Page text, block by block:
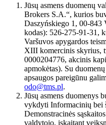
Jūsų asmens duomenų
Brokers S.A.“, kurios
Daszyńskiego 1, 00-843
kodas): 526-275-91-31,
Varšuvos apygardos
XIII komercinis skyrius,
0000204776, akcinis
apmokėtas). Su
apsaugos pareigūnu
odo@tms.pl.
Jūsų asmens duomenys
vykdyti Informacinių bei
Demonstracinės
valdytojo, įskaitant